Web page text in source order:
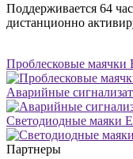
Поддерживается 64
дистанционно
Проблесковые маячки
Аварийные
Светодиодные маяки
Партнеры